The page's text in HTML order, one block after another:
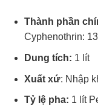
Thành phần
Cyphenothrin:
Dung tích: 1 lít
Xuất xứ: Nhập
Tỷ lệ pha: 1 lít